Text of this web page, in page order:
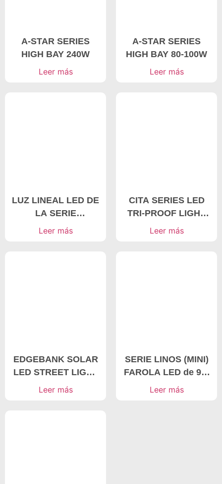
A-STAR SERIES
HIGH BAY 240W
Leer más
A-STAR SERIES
HIGH BAY 80-100W
Leer más
LUZ LINEAL LED DE
LA SERIE
APEXGLARE
Leer más
CITA SERIES LED
TRI-PROOF LIGHT
20W-50W Tri-proofLeer más
EDGEBANK SOLAR
LED STREET LIGHT
20-50W Solar streetLeer más
SERIE LINOS (MINI)
FAROLA LED de 90-
120W Farolas LED
Leer más